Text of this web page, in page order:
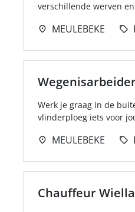
verschillende werven
MEULEBEKE
Werk je graag in de
vlinderploeg iets voor
MEULEBEKE
Chauffeur